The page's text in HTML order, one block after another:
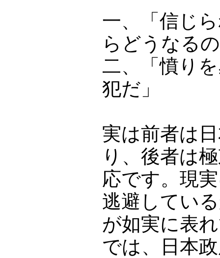
一、「信じ
らどうなる
二、「憤り
犯だ」
実は前者は
り、後者は
応です。現
逃避してい
が如実に表
では、日本